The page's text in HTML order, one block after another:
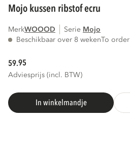
mojo kussen ribstof ecru
MerkWOOOD Serie
mojo
Beschikbaar over 8 wekenTo order
59.95
Adviesprijs (incl. BTW)
In winkelmandje